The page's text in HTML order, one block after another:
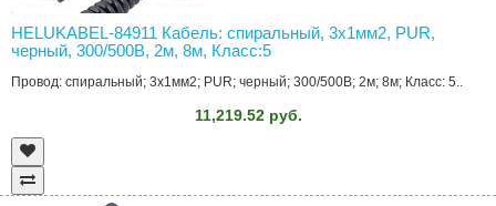
HELUKABEL-84911 Кабель: спиральный, 3x1мм2, PUR,
черный, 300/500В, 2м, 8м, Класс:5
Провод: спиральный; 3x1мм2; PUR; черный; 300/500В; 2м; 8м; Класс: 5..
11,219.52 руб.